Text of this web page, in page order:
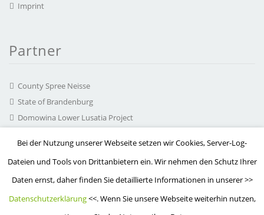
Imprint
Partner
County Spree Neisse
State of Brandenburg
Domowina Lower Lusatia Project
Hearonymus GmbH
Working Group Serbska kupa
MuzeON Poland
Bei der Nutzung unserer Webseite setzen wir Cookies, Server-Log-
Dateien und Tools von Drittanbietern ein. Wir nehmen den Schutz Ihrer
Daten ernst, daher finden Sie detaillierte Informationen in unserer >>
Datenschutzerklärung<<. Wenn Sie unsere Webseite weiterhin nutzen,